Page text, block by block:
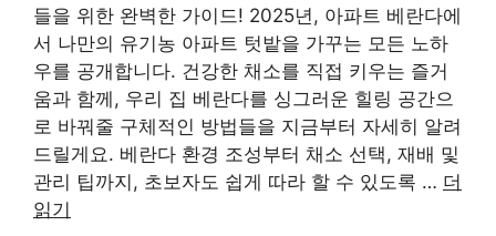
들을 위한 완벽한 가이드! 2025년, 아파트 베란다에
서 나만의 유기농 아파트 텃밭을 가꾸는 모든 노하
우를 공개합니다. 건강한 채소를 직접 키우는 즐거
움과 함께, 우리 집 베란다를 싱그러운 힐링 공간으
로 바꿔줄 구체적인 방법들을 지금부터 자세히 알려
드릴게요. 베란다 환경 조성부터 채소 선택, 재배 및
관리 팁까지, 초보자도 쉽게 따라 할 수 있도록 … 더
읽기